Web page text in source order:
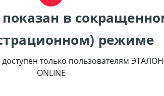
в
режиме
доступен только пользователям
ONLINE